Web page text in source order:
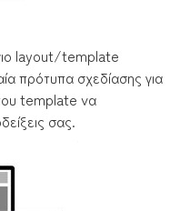
layout/template
πρότυπα σχεδίασης για
template να
σας.